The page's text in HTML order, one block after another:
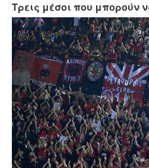
Τρεις μέσοι που μπορούν